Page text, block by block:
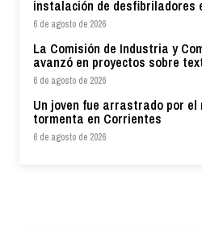
instalación de desfibriladores
6 de agosto de 2026
La Comisión de Industria y
avanzó en proyectos sobre
6 de agosto de 2026
Un joven fue arrastrado por
tormenta en Corrientes
6 de agosto de 2026